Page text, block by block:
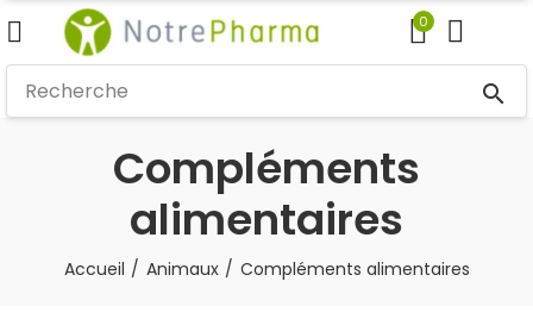
0
search
Compléments
alimentaires
Accueil Animaux Compléments alimentaires